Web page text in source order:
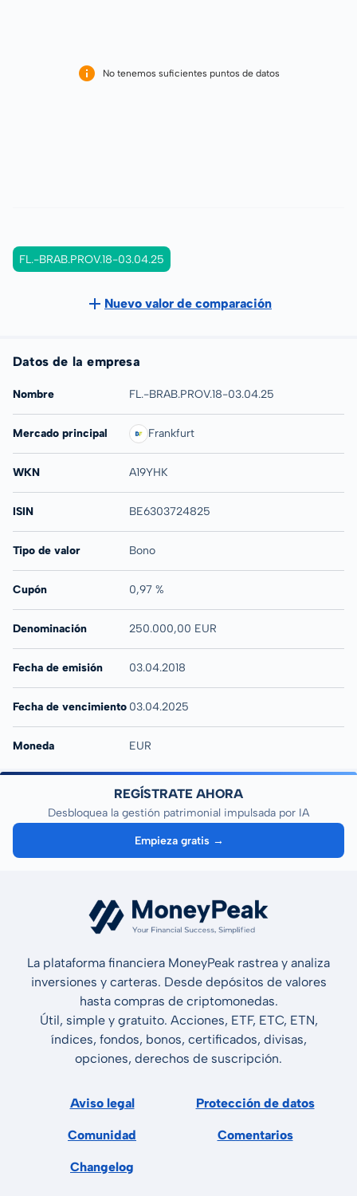
No tenemos suficientes puntos de datos
FL.-BRAB.PROV.18-03.04.25
Nuevo valor de comparación
Datos de la empresa
Nombre FL.-BRAB.PROV.18-03.04.25
Mercado principal Frankfurt
WKN A19YHK
ISIN BE6303724825
Tipo de valor Bono
Cupón 0,97 %
Denominación 250.000,00 EUR
Fecha de emisión 03.04.2018
Fecha de vencimiento 03.04.2025
Moneda EUR
REGÍSTRATE AHORA
Desbloquea la gestión patrimonial impulsada por IA
Empieza gratis →
La plataforma financiera MoneyPeak rastrea y analiza
inversiones y carteras. Desde depósitos de valores
hasta compras de criptomonedas.
Útil, simple y gratuito. Acciones, ETF, ETC, ETN,
índices, fondos, bonos, certificados, divisas,
opciones, derechos de suscripción.
Aviso legal Protección de datos
Comunidad Comentarios
Changelog